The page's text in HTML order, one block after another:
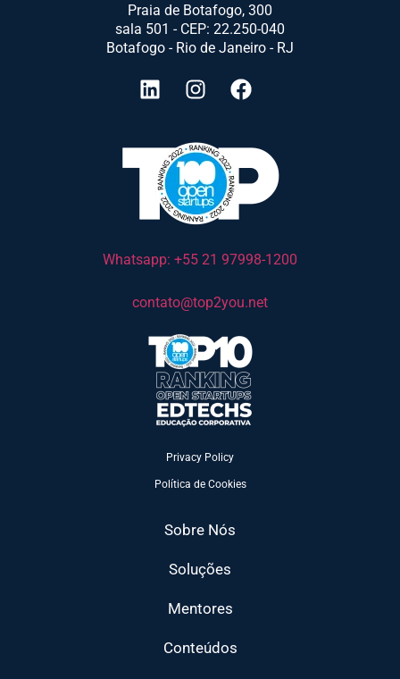
Praia de Botafogo, 300
sala 501 - CEP: 22.250-040
Botafogo - Rio de Janeiro - RJ
Whatsapp: +55 21 97998-1200
contato@top2you.net
Privacy Policy
Política de Cookies
Sobre Nós
Soluções
Mentores
Conteúdos